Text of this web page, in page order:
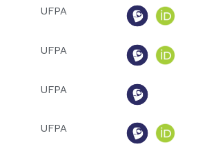
UFPA
UFPA
UFPA
UFPA